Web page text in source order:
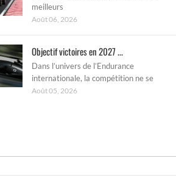
meilleurs
Août 06, 2026
Objectif victoires en 2027 ...
Dans l’univers de l’Endurance
internationale, la compétition ne se
Août 05, 2026